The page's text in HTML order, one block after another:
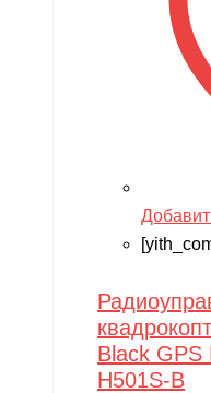
Black GPS
H501S-B